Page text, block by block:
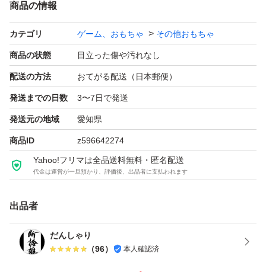
商品の情報
カテゴリ ゲーム、おもちゃ その他おもちゃ
商品の状態 目立った傷や汚れなし
配送の方法 おてがる配送（日本郵便）
発送までの日数 3〜7日で発送
発送元の地域 愛知県
商品ID z596642274
Yahoo!フリマは全品送料無料・匿名配送
代金は運営が一旦預かり、評価後、出品者に支払われます
出品者
だんしゃり
（96） 本人確認済